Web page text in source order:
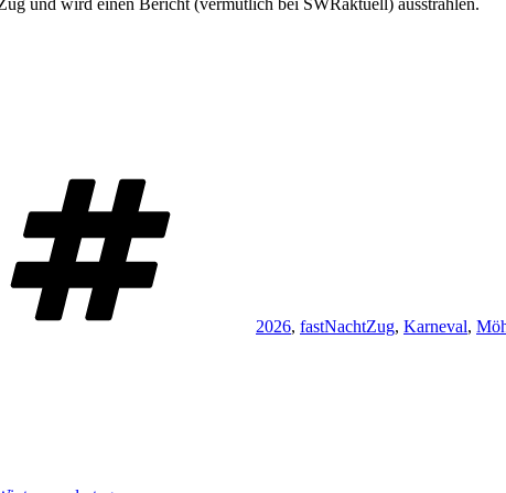
und wird einen Bericht (vermutlich bei SWRaktuell) ausstrahlen.
2026, fastNachtZug, Karneval,